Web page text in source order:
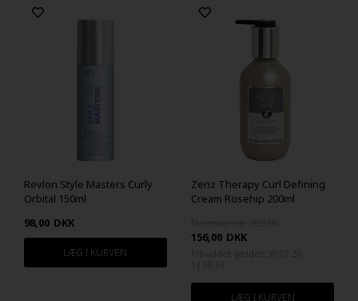
Revlon Style Masters Curly
Orbital 150ml
98,00 DKK
Zenz Therapy Curl Defining
Cream Rosehip 200ml
156,00 DKK